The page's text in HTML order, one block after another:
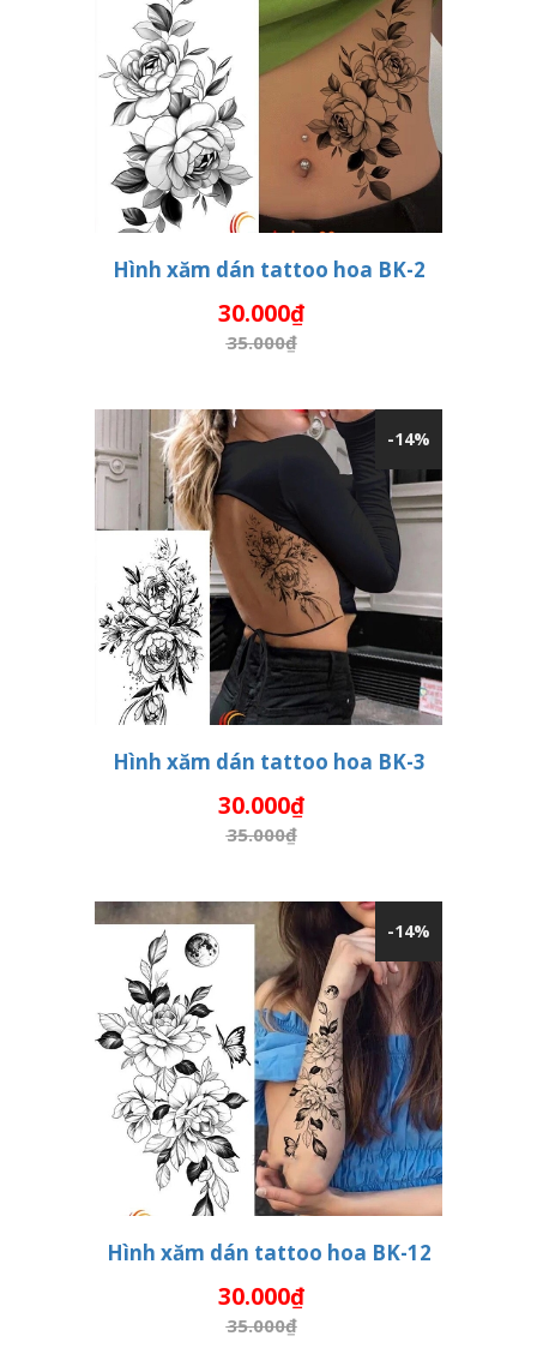
THÊM VÀO GIỎ HÀNG
Hình xăm dán tattoo hoa BK-2
30.000₫
35.000₫
-14%
THÊM VÀO GIỎ HÀNG
Hình xăm dán tattoo hoa BK-3
30.000₫
35.000₫
-14%
THÊM VÀO GIỎ HÀNG
Hình xăm dán tattoo hoa BK-12
30.000₫
35.000₫